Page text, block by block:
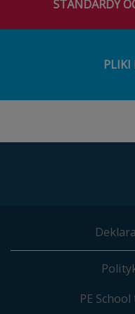
STANDARDY
PLIKI
PE